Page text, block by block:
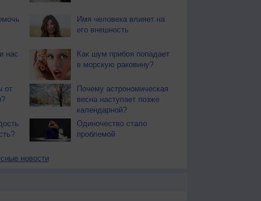
Имя человека влияет на
его внешность
нас
Как шум прибоя попадает
в морскую раковину?
от
Почему астрономическая
весна наступает позже
календарной?
Одиночество стало
проблемой
новости